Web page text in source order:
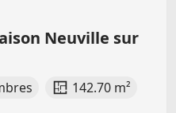
Neuville sur
142.70 m²